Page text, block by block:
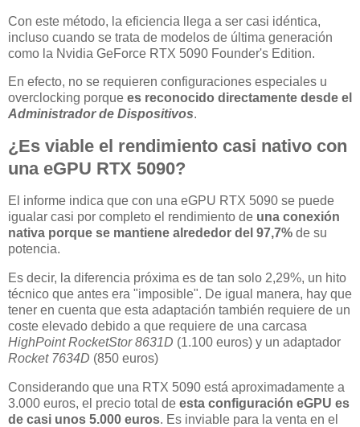
Con este método, la eficiencia llega a ser casi idéntica,
incluso cuando se trata de modelos de última generación
como la Nvidia GeForce RTX 5090 Founder's Edition.
En efecto, no se requieren configuraciones especiales u
overclocking porque es reconocido directamente desde el
Administrador de Dispositivos.
¿Es viable el rendimiento casi nativo con
una eGPU RTX 5090?
El informe indica que con una eGPU RTX 5090 se puede
igualar casi por completo el rendimiento de una conexión
nativa porque se mantiene alrededor del 97,7% de su
potencia.
Es decir, la diferencia próxima es de tan solo 2,29%, un hito
técnico que antes era "imposible". De igual manera, hay que
tener en cuenta que esta adaptación también requiere de un
coste elevado debido a que requiere de una carcasa
HighPoint RocketStor 8631D (1.100 euros) y un adaptador
Rocket 7634D (850 euros)
Considerando que una RTX 5090 está aproximadamente a
3.000 euros, el precio total de esta configuración eGPU es
de casi unos 5.000 euros. Es inviable para la venta en el